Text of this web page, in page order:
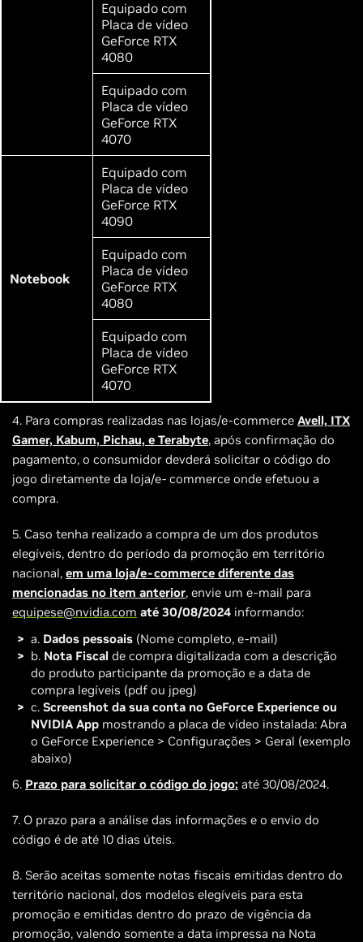
Equipado com
Placa de vídeo
GeForce RTX
4080
Equipado com
Placa de vídeo
GeForce RTX
4070
Notebook
Equipado com
Placa de vídeo
GeForce RTX
4090
Equipado com
Placa de vídeo
GeForce RTX
4080
Equipado com
Placa de vídeo
GeForce RTX
4070
4. Para compras realizadas nas lojas/e-commerce Avell, ITX
Gamer, Kabum, Pichau, e Terabyte, após confirmação do
pagamento, o consumidor devderá solicitar o código do
jogo diretamente da loja/e- commerce onde efetuou a
compra.
5. Caso tenha realizado a compra de um dos produtos
elegíveis, dentro do período da promoção em território
nacional, em uma loja/e-commerce diferente das
mencionadas no item anterior, envie um e-mail para
equipese@nvidia.com até 30/08/2024 informando:
a. Dados pessoais (Nome completo, e-mail)
b. Nota Fiscal de compra digitalizada com a descrição
do produto participante da promoção e a data de
compra legíveis (pdf ou jpeg)
c. Screenshot da sua conta no GeForce Experience ou
NVIDIA App mostrando a placa de vídeo instalada: Abra
o GeForce Experience > Configurações > Geral (exemplo
abaixo)
6. Prazo para solicitar o código do jogo: até 30/08/2024.
7. O prazo para a análise das informações e o envio do
código é de até 10 dias úteis.
8. Serão aceitas somente notas fiscais emitidas dentro do
território nacional, dos modelos elegíveis para esta
promoção e emitidas dentro do prazo de vigência da
promoção, valendo somente a data impressa na Nota